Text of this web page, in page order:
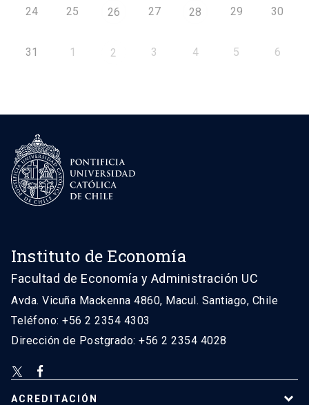
24 25 26 27 28 29 30
31 1 2 3 4 5 6
Instituto de Economía
Facultad de Economía y Administración UC
Avda. Vicuña Mackenna 4860, Macul. Santiago, Chile
Teléfono: +56 2 2354 4303
Dirección de Postgrado: +56 2 2354 4028
ACREDITACIÓN